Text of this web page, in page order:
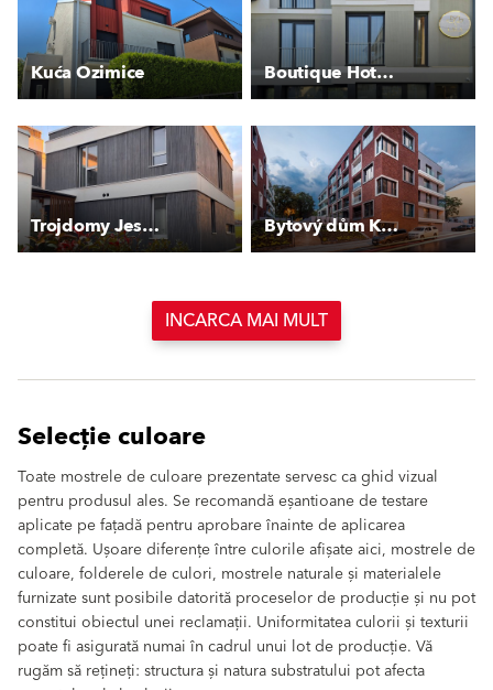
Kuća Ozimice Boutique Hotel Lala
Trojdomy Jesenice Bytový dům Kotlaska
INCARCA MAI MULT
Selecție culoare
Toate mostrele de culoare prezentate servesc ca ghid vizual
pentru produsul ales. Se recomandă eșantioane de testare
aplicate pe fațadă pentru aprobare înainte de aplicarea
completă. Ușoare diferențe între culorile afișate aici, mostrele de
culoare, folderele de culori, mostrele naturale și materialele
furnizate sunt posibile datorită proceselor de producție și nu pot
constitui obiectul unei reclamații. Uniformitatea culorii și texturii
poate fi asigurată numai în cadrul unui lot de producție. Vă
rugăm să rețineți: structura și natura substratului pot afecta